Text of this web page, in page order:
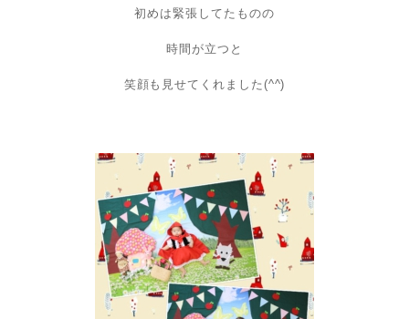
初めは緊張してたものの
時間が立つと
笑顔も見せてくれました(^^)